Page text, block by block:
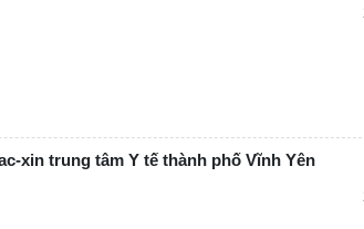
xin trung tâm Y tế thành phố Vĩnh Yên